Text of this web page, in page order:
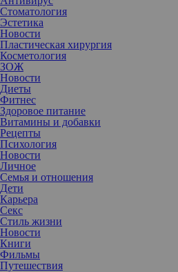
Стоматология
Эстетика
Новости
Пластическая хирургия
Косметология
ЗОЖ
Новости
Диеты
Фитнес
Здоровое питание
Витамины и добавки
Рецепты
Психология
Новости
Личное
Семья и отношения
Дети
Карьера
Секс
Стиль жизни
Новости
Книги
Фильмы
Путешествия
Отказ от сахара, глютена и лактозы
для многих правильное питание
заботу о здоровье, а в образ жизни.
осознанным превращается в страх
продуктами, теряется баланс и
черт, как его малюют», и когда